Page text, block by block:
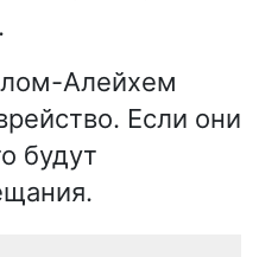
Алейхем
Если они
будут